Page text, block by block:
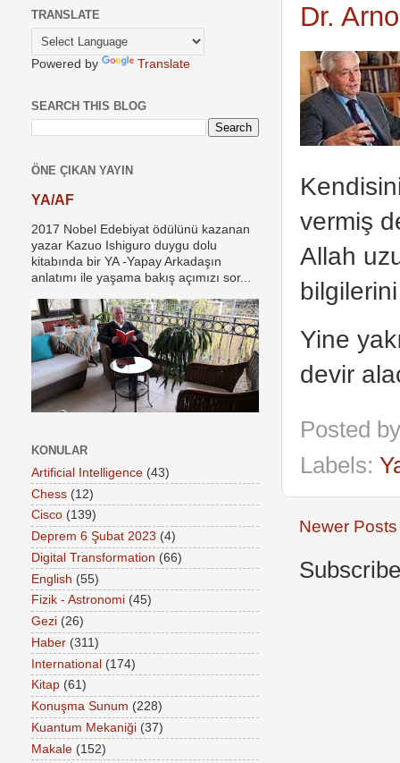
Dr.
vermiş
Allah
Yine
devir
Posted
Labels:
Newer Posts
TRANSLATE
Powered by Translate
SEARCH THIS BLOG
ÖNE ÇIKAN YAYIN
YA/AF
2017 Nobel Edebiyat ödülünü kazanan
yazar Kazuo Ishiguro duygu dolu
kitabında bir YA -Yapay Arkadaşın
anlatımı ile yaşama bakış açımızı sor...
KONULAR
Artificial Intelligence (43)
Chess (12)
Cisco (139)
Deprem 6 Şubat 2023 (4)
Digital Transformation (66)
English (55)
Fizik - Astronomi (45)
Gezi (26)
Haber (311)
International (174)
Kitap (61)
Konuşma Sunum (228)
Kuantum Mekaniği (37)
Makale (152)